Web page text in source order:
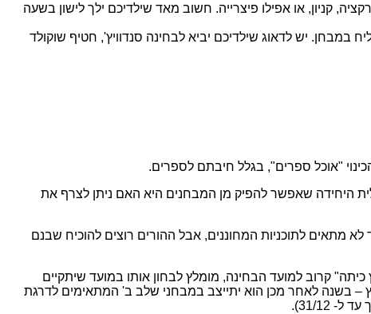
קניון, או אפילו פיצרייה. חשוב מאד שילדיכם ילך לישון בשעה
במבחן. יש לדאוג שילדיכם יביא לבחינה סנדוויץ', חטיף שוקולד
"אוכל ספרים", בגלל חיבתם לספרים.
היחידה שאפשר להפיק מן המבחנים היא האם ניתן לצרף את
מתאים לתוכניות המחוננים, אבל ההורים רוצים להוכיח שבנם
קרוב למועד הבחינה, מומלץ לבחון אותו במועד שיתקיים
– בשנה לאחר מכן הוא יתייצב במבחני שלב ב' המתאימים לדרגת
31/12).